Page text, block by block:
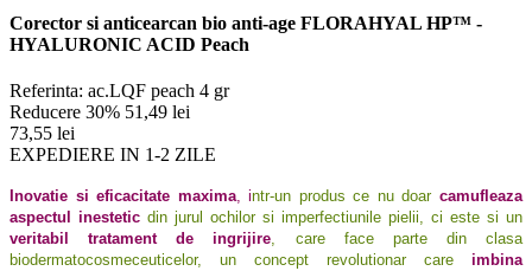
Corector si anticearcan bio anti-age FLORAHYAL HP™ -
HYALURONIC ACID Peach
Referinta: ac.LQF peach 4 gr
Reducere 30% 51,49 lei
73,55 lei
EXPEDIERE IN 1-2 ZILE
Inovatie si eficacitate maxima, intr-un produs ce nu doar camufleaza
aspectul inestetic din jurul ochilor si imperfectiunile pielii, ci este si un
veritabil tratament de ingrijire, care face parte din clasa
biodermatocosmeceuticelor, un concept revolutionar care imbina